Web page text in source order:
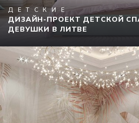
ДЕТСКИЕ
ДИЗАЙН-ПРОЕКТ ДЕТСКОЙ
ДЕВУШКИ В ЛИТВЕ